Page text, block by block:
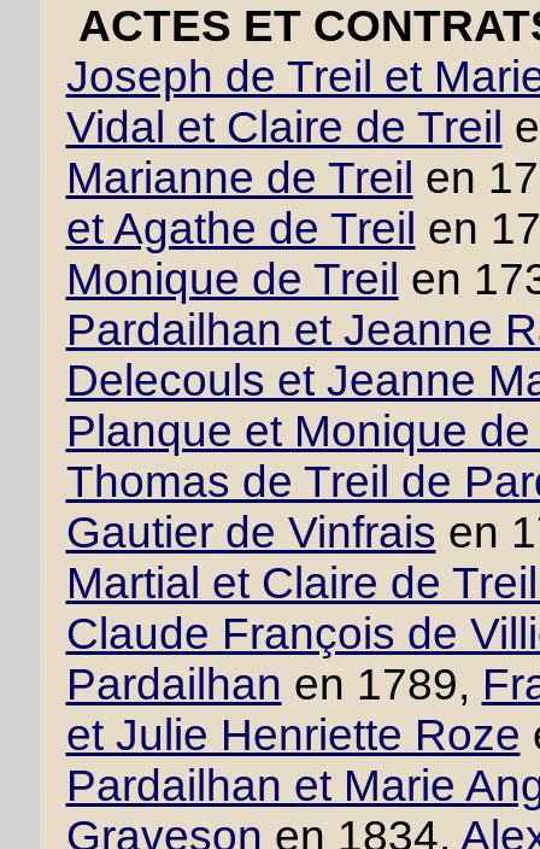
ACTES ET
Joseph de Treil et
Vidal et Claire de Treil
Marianne de Treil en
et Agathe de Treil en
Monique de Treil en
Pardailhan et Jeanne
Delecouls et Jeanne
Planque et Monique
Thomas de Treil de
Gautier de Vinfrais en
Martial et Claire de
Claude François de
Pardailhan en 1789,
et Julie Henriette Roze
Pardailhan et Marie
Graveson en 1834,